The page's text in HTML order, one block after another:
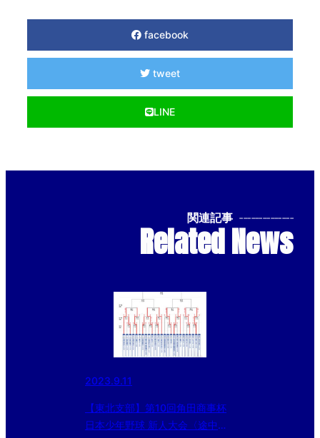
facebook
tweet
LINE
関連記事 --------------
Related News
2023.9.11
【東北支部】第10回角田商事杯
日本少年野球 新人大会〈途中経